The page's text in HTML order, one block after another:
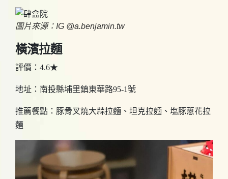
圖片來源：IG @a.benjamin.tw
橫濱拉麵
評價：4.6★
地址：南投縣埔里鎮東華路95-1號
推薦餐點：豚骨叉燒大蒜拉麵、坦克拉麵、塩豚蔥花拉
麵